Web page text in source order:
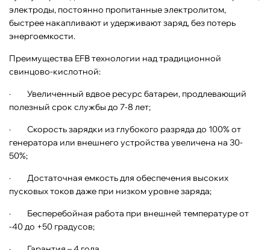
электроды, постоянно пропитанные электролитом,
быстрее накапливают и удерживают заряд, без потерь
энергоемкости.
Преимущества EFB технологии над традиционной
свинцово-кислотной:
· Увеличенный вдвое ресурс батареи, продлевающий
полезный срок службы до 7-8 лет;
· Скорость зарядки из глубокого разряда до 100% от
генератора или внешнего устройства увеличена на 30-
50%;
· Достаточная емкость для обеспечения высоких
пусковых токов даже при низком уровне заряда;
· Бесперебойная работа при внешней температуре от
-40 до +50 градусов;